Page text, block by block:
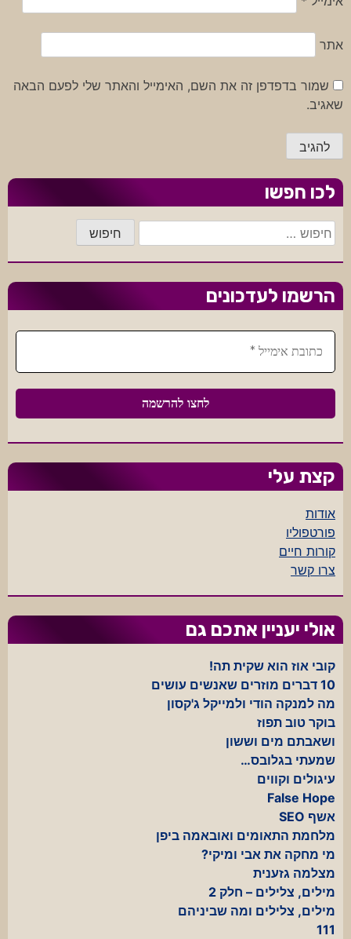
אתר
שמור בדפדפן זה את השם, האימייל והאתר שלי לפעם הבאה
שאגיב.
לכו חפשו
חיפוש:
הרשמו לעדכונים
קצת עלי
אודות
פורטפוליו
קורות חיים
צרו קשר
אולי יעניין אתכם גם
קובי אוז הוא שקית תה!
10 דברים מוזרים שאנשים עושים
מה למנקה הודי ולמייקל ג'קסון
בוקר טוב תפוז
ושאבתם מים וששון
שמעתי בגלובס…
עיגולים וקווים
False Hope
אשף SEO
מלחמת התאומים ואובאמה ביפן
מי מחקה את אבי ומיקי?
מצלמה גזענית
מילים, צלילים – חלק 2
מילים, צלילים ומה שביניהם
111